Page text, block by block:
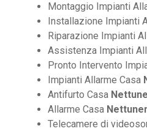
Montaggio Impianti
Installazione Impianti
Riparazione Impianti
Assistenza Impianti
Pronto Intervento
Impianti Allarme Casa
Antifurto Casa
Allarme Casa
Telecamere di